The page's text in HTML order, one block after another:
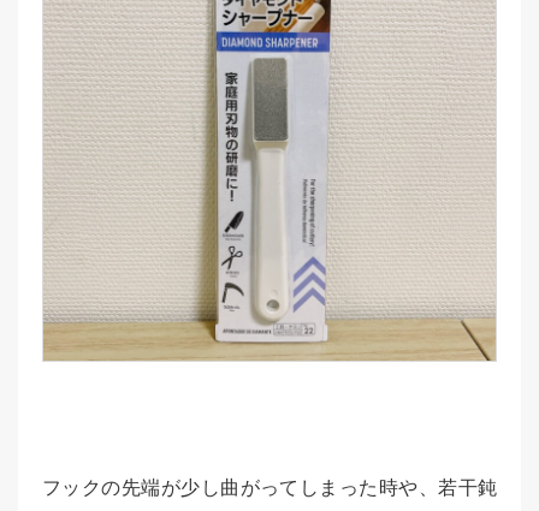
フックの先端が少し曲がってしまった時や、若干鈍